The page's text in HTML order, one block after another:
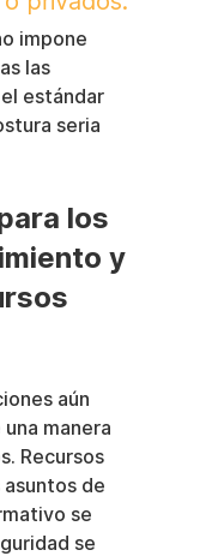
impone
las
estándar
seria
los
y
aún
manera
Recursos
asuntos de
se
se